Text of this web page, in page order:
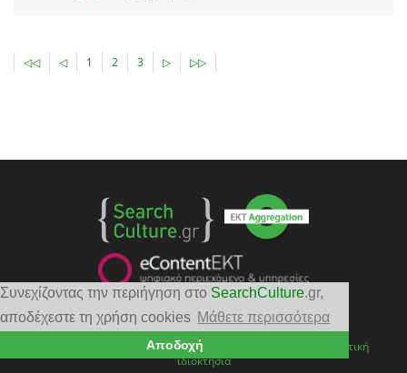
Συνεχίζοντας την περιήγηση στο SearchCulture.gr,
αποδέχεστε τη χρήση cookies Μάθετε περισσότερα
Αποδοχή
◁◁ ◁ 1 2 3 ▷ ▷▷
Follow EKT
Πολιτική Απορρήτου
Πνευματική
ιδιοκτησία